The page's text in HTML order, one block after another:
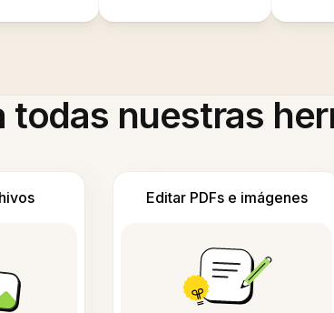
todas nuestras
Editar PDFs e imágenes